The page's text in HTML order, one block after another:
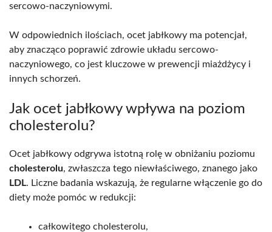
sercowo-naczyniowymi.
W odpowiednich ilościach, ocet jabłkowy ma potencjał,
aby znacząco poprawić zdrowie układu sercowo-
naczyniowego, co jest kluczowe w prewencji miażdżycy i
innych schorzeń.
Jak ocet jabłkowy wpływa na poziom
cholesterolu?
Ocet jabłkowy odgrywa istotną rolę w obniżaniu poziomu
cholesterolu, zwłaszcza tego niewłaściwego, znanego jako
LDL. Liczne badania wskazują, że regularne włączenie go do
diety może pomóc w redukcji:
całkowitego cholesterolu,